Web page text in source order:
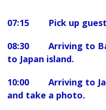
07:15 Pick up
08:30 Arriving to
to Japan island.
10:00 Arriving to
and take a photo.